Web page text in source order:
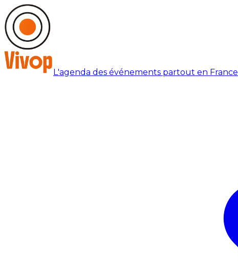
L'agenda des événements partout en France